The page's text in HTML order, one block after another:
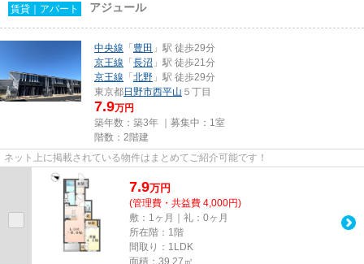
賃貸｜アパート アジュール
中央線 「豊田 」駅 徒歩29分
京王線 「長沼 」駅 徒歩21分
京王線 「北野 」駅 徒歩29分
東京都日野市西平山 ５丁目
7.9万円
築年数：築3年 ｜募集中： 1室
階数：2階建
ネット上に掲載されている物件はまとめてご紹介可能です！
7.9万円
(管理費・共益費 4,000円)
敷：1ヶ月｜礼：0ヶ月
所在階：1階
間取り：1LDK
面積：39.27㎡